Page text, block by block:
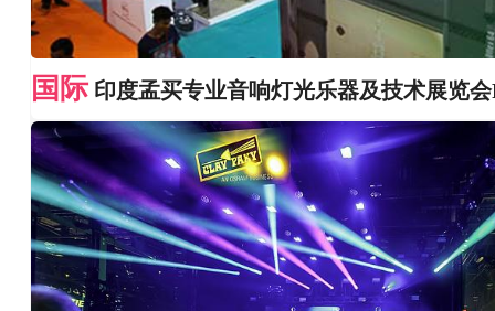
国际 印度孟买专业音响灯光乐器及技术展览会